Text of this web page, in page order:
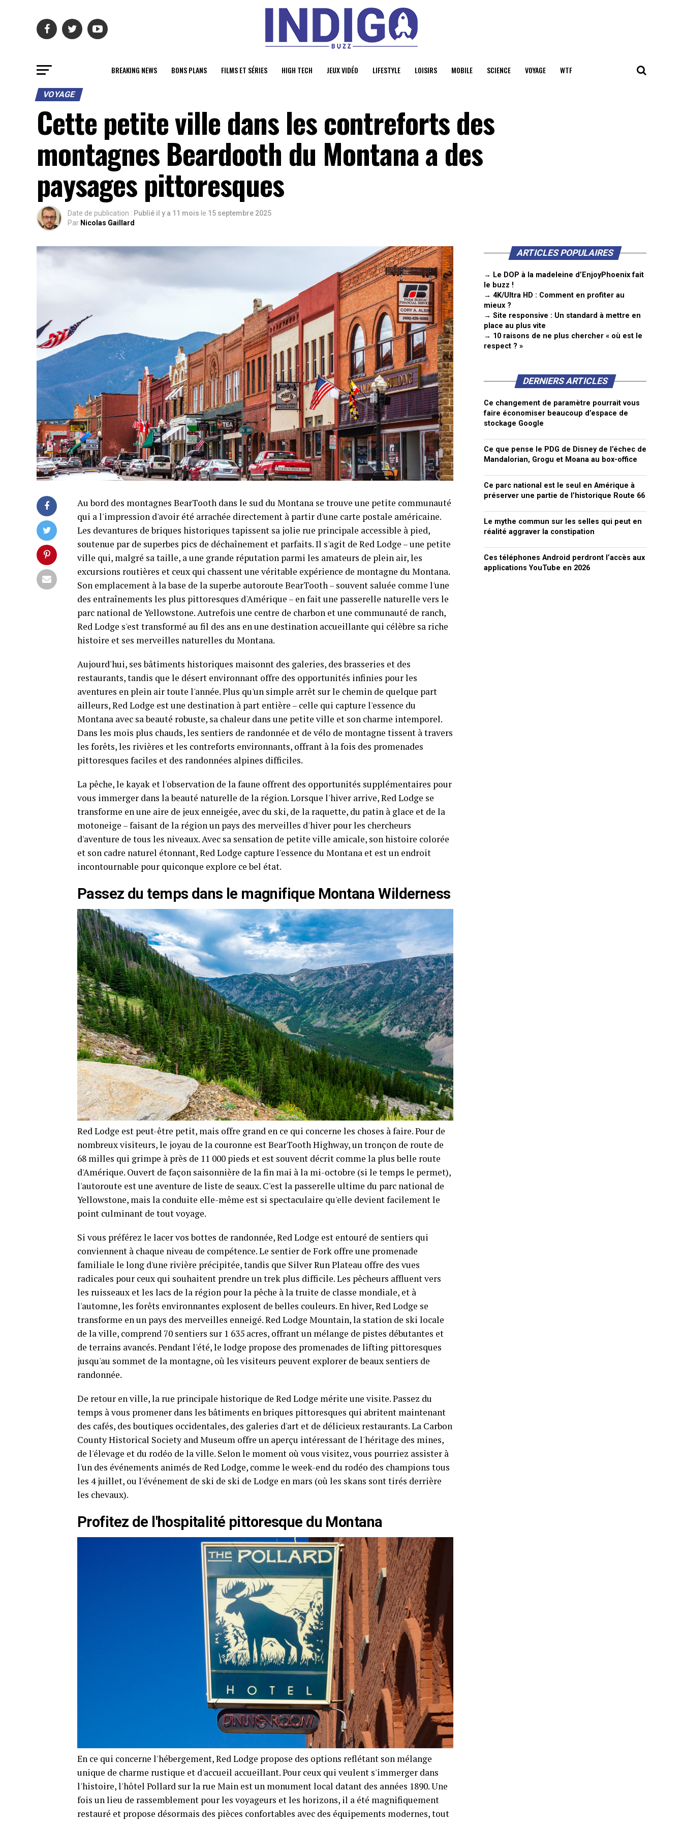
BREAKING NEWS BONS PLANS FILMS ET SÉRIES HIGH TECH JEUX VIDÉO LIFESTYLE LOISIRS MOBILE SCIENCE VOYAGE WTF
VOYAGE
Cette petite ville dans les contreforts des
montagnes Beardooth du Montana a des
paysages pittoresques
Date de publication : Publié il y a 11 mois le 15 septembre 2025
Par Nicolas Gaillard
Au bord des montagnes BearTooth dans le sud du Montana se trouve une petite communauté
qui a l'impression d'avoir été arrachée directement à partir d'une carte postale américaine.
Les devantures de briques historiques tapissent sa jolie rue principale accessible à pied,
soutenue par de superbes pics de déchaînement et parfaits. Il s'agit de Red Lodge – une petite
ville qui, malgré sa taille, a une grande réputation parmi les amateurs de plein air, les
excursions routières et ceux qui chassent une véritable expérience de montagne du Montana.
Son emplacement à la base de la superbe autoroute BearTooth – souvent saluée comme l'une
des entraînements les plus pittoresques d'Amérique – en fait une passerelle naturelle vers le
parc national de Yellowstone. Autrefois une centre de charbon et une communauté de ranch,
Red Lodge s'est transformé au fil des ans en une destination accueillante qui célèbre sa riche
histoire et ses merveilles naturelles du Montana.
Aujourd'hui, ses bâtiments historiques maisonnt des galeries, des brasseries et des
restaurants, tandis que le désert environnant offre des opportunités infinies pour les
aventures en plein air toute l'année. Plus qu'un simple arrêt sur le chemin de quelque part
ailleurs, Red Lodge est une destination à part entière – celle qui capture l'essence du
Montana avec sa beauté robuste, sa chaleur dans une petite ville et son charme intemporel.
Dans les mois plus chauds, les sentiers de randonnée et de vélo de montagne tissent à travers
les forêts, les rivières et les contreforts environnants, offrant à la fois des promenades
pittoresques faciles et des randonnées alpines difficiles.
La pêche, le kayak et l'observation de la faune offrent des opportunités supplémentaires pour
vous immerger dans la beauté naturelle de la région. Lorsque l'hiver arrive, Red Lodge se
transforme en une aire de jeux enneigée, avec du ski, de la raquette, du patin à glace et de la
motoneige – faisant de la région un pays des merveilles d'hiver pour les chercheurs
d'aventure de tous les niveaux. Avec sa sensation de petite ville amicale, son histoire colorée
et son cadre naturel étonnant, Red Lodge capture l'essence du Montana et est un endroit
incontournable pour quiconque explore ce bel état.
Passez du temps dans le magnifique Montana Wilderness
Red Lodge est peut-être petit, mais offre grand en ce qui concerne les choses à faire. Pour de
nombreux visiteurs, le joyau de la couronne est BearTooth Highway, un tronçon de route de
68 milles qui grimpe à près de 11 000 pieds et est souvent décrit comme la plus belle route
d'Amérique. Ouvert de façon saisonnière de la fin mai à la mi-octobre (si le temps le permet),
l'autoroute est une aventure de liste de seaux. C'est la passerelle ultime du parc national de
Yellowstone, mais la conduite elle-même est si spectaculaire qu'elle devient facilement le
point culminant de tout voyage.
Si vous préférez le lacer vos bottes de randonnée, Red Lodge est entouré de sentiers qui
conviennent à chaque niveau de compétence. Le sentier de Fork offre une promenade
familiale le long d'une rivière précipitée, tandis que Silver Run Plateau offre des vues
radicales pour ceux qui souhaitent prendre un trek plus difficile. Les pêcheurs affluent vers
les ruisseaux et les lacs de la région pour la pêche à la truite de classe mondiale, et à
l'automne, les forêts environnantes explosent de belles couleurs. En hiver, Red Lodge se
transforme en un pays des merveilles enneigé. Red Lodge Mountain, la station de ski locale
de la ville, comprend 70 sentiers sur 1 635 acres, offrant un mélange de pistes débutantes et
de terrains avancés. Pendant l'été, le lodge propose des promenades de lifting pittoresques
jusqu'au sommet de la montagne, où les visiteurs peuvent explorer de beaux sentiers de
randonnée.
De retour en ville, la rue principale historique de Red Lodge mérite une visite. Passez du
temps à vous promener dans les bâtiments en briques pittoresques qui abritent maintenant
des cafés, des boutiques occidentales, des galeries d'art et de délicieux restaurants. La Carbon
County Historical Society and Museum offre un aperçu intéressant de l'héritage des mines,
de l'élevage et du rodéo de la ville. Selon le moment où vous visitez, vous pourriez assister à
l'un des événements animés de Red Lodge, comme le week-end du rodéo des champions tous
les 4 juillet, ou l'événement de ski de ski de Lodge en mars (où les skans sont tirés derrière
les chevaux).
Profitez de l'hospitalité pittoresque du Montana
En ce qui concerne l'hébergement, Red Lodge propose des options reflétant son mélange
unique de charme rustique et d'accueil accueillant. Pour ceux qui veulent s'immerger dans
l'histoire, l'hôtel Pollard sur la rue Main est un monument local datant des années 1890. Une
fois un lieu de rassemblement pour les voyageurs et les horizons, il a été magnifiquement
restauré et propose désormais des pièces confortables avec des équipements modernes, tout
ARTICLES POPULAIRES
→ Le DOP à la madeleine d’EnjoyPhoenix fait
le buzz !
→ 4K/Ultra HD : Comment en profiter au
mieux ?
→ Site responsive : Un standard à mettre en
place au plus vite
→ 10 raisons de ne plus chercher « où est le
respect ? »
DERNIERS ARTICLES
Ce changement de paramètre pourrait vous
faire économiser beaucoup d’espace de
stockage Google
Ce que pense le PDG de Disney de l’échec de
Mandalorian, Grogu et Moana au box-office
Ce parc national est le seul en Amérique à
préserver une partie de l’historique Route 66
Le mythe commun sur les selles qui peut en
réalité aggraver la constipation
Ces téléphones Android perdront l’accès aux
applications YouTube en 2026